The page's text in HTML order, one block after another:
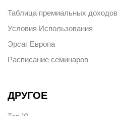
Таблица премиальных доходов
Условия Использования
Эрсаг Европа
Расписание семинаров
ДРУГОЕ